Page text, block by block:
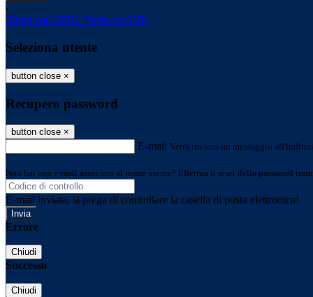
-
Entra con SPID Entra con CIE
Seleziona utente
button close ×
Recupero password
button close ×
E-mail Verrà inviato un messaggio
Non hai una e-mail associata al nome utente? Effettua il reset della password
E-mail inviata, si prega di controllare la casella di posta elettronica!
Errore
Chiudi
Successo
Chiudi